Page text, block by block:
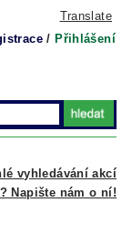
Translate
/ Přihlášení
vyhledávání akcí
Napište nám o ní!